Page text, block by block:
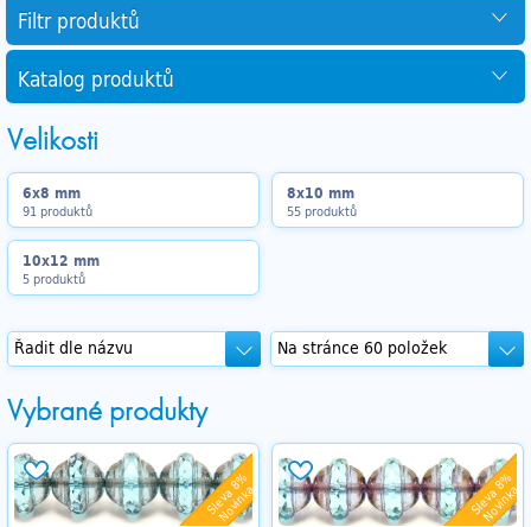
Filtr produktů
Katalog produktů
Velikosti
6x8 mm
91 produktů
8x10 mm
55 produktů
10x12 mm
5 produktů
Vybrané produkty
Sleva 8%
Novinka Sleva 8%
Novinka